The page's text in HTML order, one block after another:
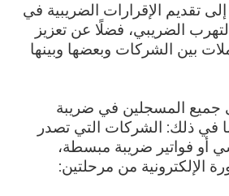
تقديم الإقرارات الضريبية في
الضريبي، فضلًا عن تعزيز
بين الشركات وبعضها وبينها
جميع المسجلين في ضريبة
في ذلك: الشركات التي تصدر
أو فواتير ضريبة مبسطة،
الإلكترونية من مرحلتين: